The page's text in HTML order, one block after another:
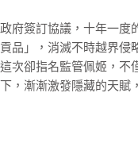
府簽訂協議，十年一度
品」，消滅不時越界侵
次卻指名監管佩姬，不
，漸漸激發隱藏的天